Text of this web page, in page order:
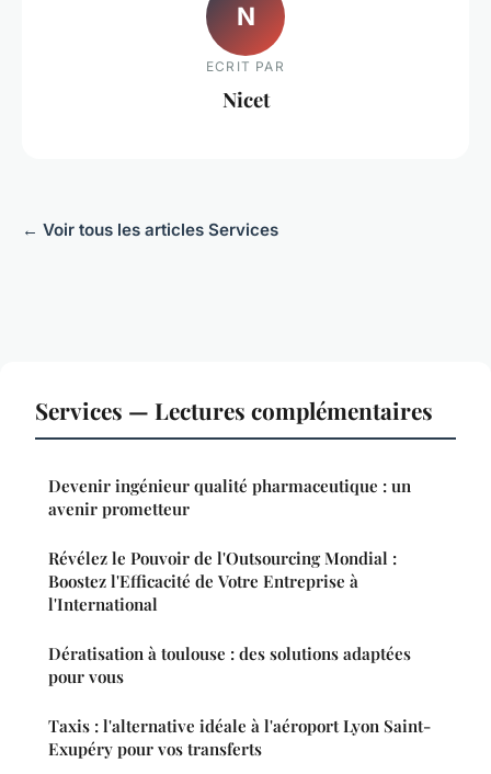
N
ECRIT PAR
Nicet
← Voir tous les articles Services
Services — Lectures complémentaires
Devenir ingénieur qualité pharmaceutique : un
avenir prometteur
Révélez le Pouvoir de l'Outsourcing Mondial :
Boostez l'Efficacité de Votre Entreprise à
l'International
Dératisation à toulouse : des solutions adaptées
pour vous
Taxis : l'alternative idéale à l'aéroport Lyon Saint-
Exupéry pour vos transferts